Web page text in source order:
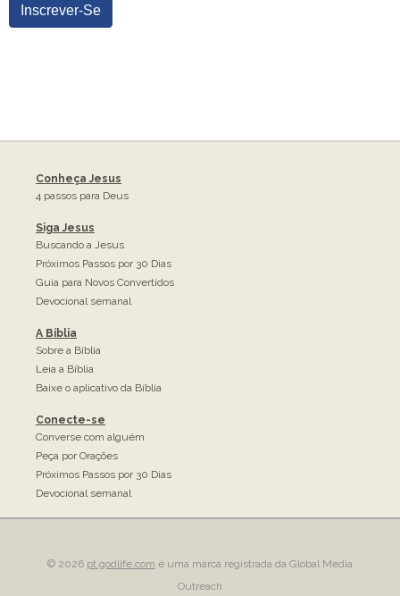
Inscrever-Se
Conheça Jesus
4 passos para Deus
Siga Jesus
Buscando a Jesus
Próximos Passos por 30 Dias
Guia para Novos Convertidos
Devocional semanal
A Bíblia
Sobre a Bíblia
Leia a Bíblia
Baixe o aplicativo da Bíblia
Conecte-se
Converse com alguém
Peça por Orações
Próximos Passos por 30 Dias
Devocional semanal
© 2026 pt.godlife.com é uma marca registrada da Global Media
Outreach